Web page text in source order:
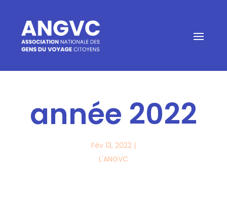
année 2022
Fév 13, 2022|
L'ANGVC